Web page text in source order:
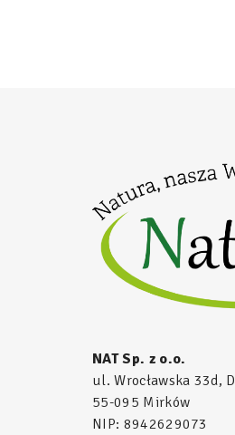
NAT Sp. z o.o.
ul. Wrocławska 33d,
55-095 Mirków
NIP: 8942629073